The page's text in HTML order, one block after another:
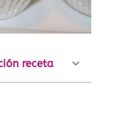
receta